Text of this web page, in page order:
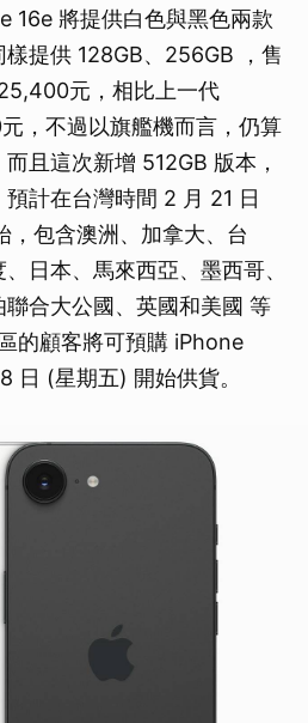
16e 將提供白色與黑色兩款
提供 128GB、256GB ，售
元，相比上一代
，不過以旗艦機而言，仍算
且這次新增 512GB 版本，
計在台灣時間 2 月 21 日
，包含澳洲、加拿大、台
日本、馬來西亞、墨西哥、
合大公國、英國和美國 等
的顧客將可預購 iPhone
日 (星期五) 開始供貨。